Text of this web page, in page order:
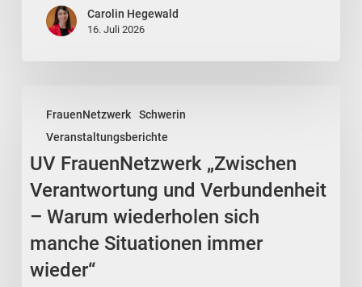
Dialog
Carolin Hegewald
16. Juli 2026
FrauenNetzwerk
Schwerin
Veranstaltungsberichte
FrauenNetzwerk
„Zwischen
Verantwortung
und
Verbundenheit
Warum
wiederholen
UV FrauenNetzwerk „Zwischen
Verantwortung und Verbundenheit
– Warum wiederholen sich
manche Situationen immer
wieder“